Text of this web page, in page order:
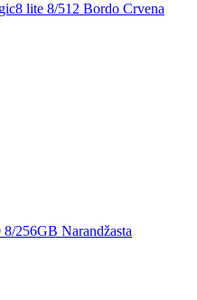
lite 8/512 Bordo Crvena
256GB Narandžasta